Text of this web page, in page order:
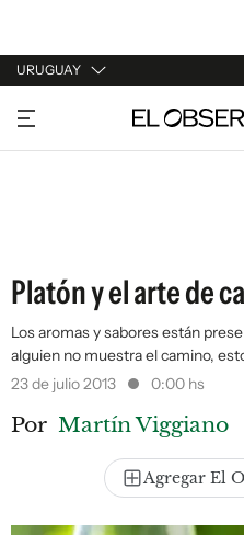
URUGUAY
URUGUAY
ARGENTINA
Platón y el arte de
Los aromas y sabores están
alguien no muestra el camino,
23 de julio 2013
0:00 hs
Por Martín Viggiano
Agregar El